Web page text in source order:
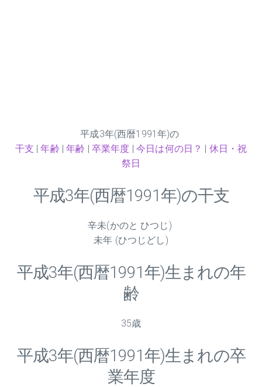
平成3年(西暦1991年)の
干支 |年齢 |年齢 |卒業年度 |今日は何の日？ | 休日・祝
祭日
平成3年(西暦1991年)の干支
辛未(かのと ひつじ)
未年 (ひつじどし)
平成3年(西暦1991年)生まれの年
齢
35歳
平成3年(西暦1991年)生まれの卒
業年度